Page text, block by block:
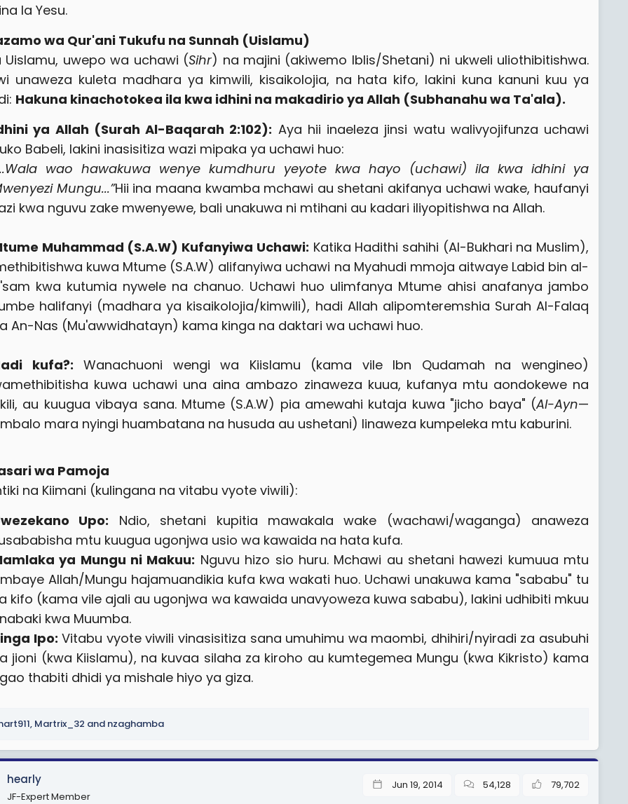
la Yesu.​
wa Qur'ani Tukufu na Sunnah (Uislamu)
Uislamu, uwepo wa uchawi (Sihr) na majini (akiwemo Iblis/Shetani) ni ukweli uliothibitishwa.
unaweza kuleta madhara ya kimwili, kisaikolojia, na hata kifo, lakini kuna kanuni kuu ya
Hakuna kinachotokea ila kwa idhini na makadirio ya Allah (Subhanahu wa Ta'ala).
ya Allah (Surah Al-Baqarah 2:102): Aya hii inaeleza jinsi watu walivyojifunza uchawi
Babeli, lakini inasisitiza wazi mipaka ya uchawi huo:
wao hawakuwa wenye kumdhuru yeyote kwa hayo (uchawi) ila kwa idhini ya
Mungu...”Hii ina maana kwamba mchawi au shetani akifanya uchawi wake, haufanyi
kwa nguvu zake mwenyewe, bali unakuwa ni mtihani au kadari iliyopitishwa na Allah.
Muhammad (S.A.W) Kufanyiwa Uchawi: Katika Hadithi sahihi (Al-Bukhari na Muslim),
kuwa Mtume (S.A.W) alifanyiwa uchawi na Myahudi mmoja aitwaye Labid bin al-
kwa kutumia nywele na chanuo. Uchawi huo ulimfanya Mtume ahisi anafanya jambo
halifanyi (madhara ya kisaikolojia/kimwili), hadi Allah alipomteremshia Surah Al-Falaq
An-Nas (Mu'awwidhatayn) kama kinga na daktari wa uchawi huo.
kufa?: Wanachuoni wengi wa Kiislamu (kama vile Ibn Qudamah na wengineo)
kuwa uchawi una aina ambazo zinaweza kuua, kufanya mtu aondokewe na
au kuugua vibaya sana. Mtume (S.A.W) pia amewahi kutaja kuwa "jicho baya" (Al-Ayn—
mara nyingi huambatana na husuda au ushetani) linaweza kumpeleka mtu kaburini.​
wa Pamoja
na Kiimani (kulingana na vitabu vyote viwili):
Upo: Ndio, shetani kupitia mawakala wake (wachawi/waganga) anaweza
mtu kuugua ugonjwa usio wa kawaida na hata kufa.​
ya Mungu ni Makuu: Nguvu hizo sio huru. Mchawi au shetani hawezi kumuua mtu
Allah/Mungu hajamuandikia kufa kwa wakati huo. Uchawi unakuwa kama "sababu" tu
kifo (kama vile ajali au ugonjwa wa kawaida unavyoweza kuwa sababu), lakini udhibiti mkuu
kwa Muumba.​
Ipo: Vitabu vyote viwili vinasisitiza sana umuhimu wa maombi, dhihiri/nyiradi za asubuhi
jioni (kwa Kiislamu), na kuvaa silaha za kiroho au kumtegemea Mungu (kwa Kikristo) kama
thabiti dhidi ya mishale hiyo ya giza.​
, Martrix_32 and nzaghamba
hearly
JF-Expert Member
Jun 19, 2014 54,128 79,702